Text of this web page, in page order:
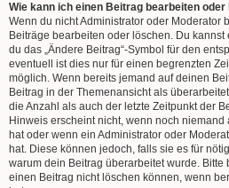
Wie kann ich einen Beitrag bearbeiten oder
Wenn du nicht Administrator oder Moderator
Beiträge bearbeiten oder löschen. Du
du das „Ändere Beitrag“-Symbol für den
eventuell ist dies nur für einen begrenzten
möglich. Wenn bereits jemand auf deinen
Beitrag in der Themenansicht als
die Anzahl als auch der letzte Zeitpunkt der
Hinweis erscheint nicht, wenn noch
hat oder wenn ein Administrator oder
hat. Diese können jedoch, falls sie es für
warum dein Beitrag überarbeitet wurde.
einen Beitrag nicht löschen können, wenn